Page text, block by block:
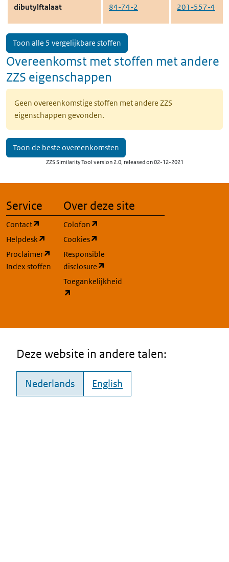
dibutylftalaat 84-74-2 201-557-4
Toon alle 5 vergelijkbare stoffen
Overeenkomst met stoffen met andere
ZZS eigenschappen
Geen overeenkomstige stoffen met andere ZZS
eigenschappen gevonden.
Toon de beste overeenkomsten
ZZS Similarity Tool version 2.0, released on 02-12-2021
Service
Contact
(opent in een nieuw tabblad)
Helpdesk
(opent in een nieuw tabblad)
Proclaimer
(opent in een nieuw tabblad)
Index stoffen
Over deze site
Colofon
Cookies
Responsible
disclosure
Toegankelijkheid
Deze website in andere talen:
Nederlands English